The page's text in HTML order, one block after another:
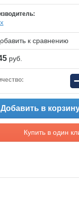
к сравнению
руб.
Добавить в
Купить в один